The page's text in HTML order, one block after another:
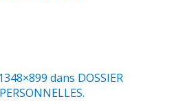
dans DOSSIER
.